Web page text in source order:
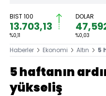
BIST 100
13.703,13
%0,11
DOLAR
%0,03
Haberler Ekonomi Altın 5
5 haftanın
yükseliş